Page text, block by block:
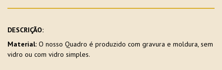
DESCRIÇÃO:
Material: O nosso Quadro é produzido com gravura e moldura, sem
vidro ou com vidro simples.